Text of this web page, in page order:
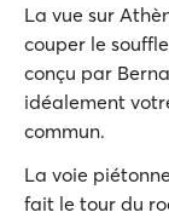
La vue sur
couper le
conçu par
idéalement
commun.
La voie
fait le tour du